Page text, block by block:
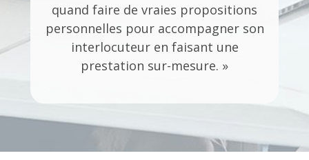
quand faire de vraies propositions
personnelles pour accompagner son
interlocuteur en faisant une
prestation sur-mesure. »